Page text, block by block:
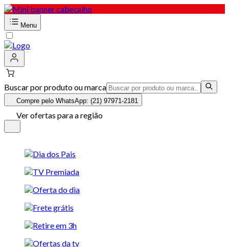
Menu
Buscar por produto ou marca
Compre pelo WhatsApp: (21) 97971-2181
Ver ofertas para a região